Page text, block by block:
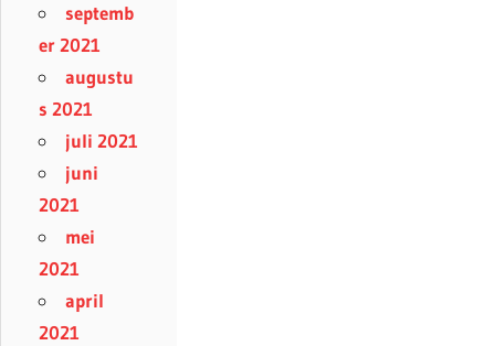
septemb
er 2021
augustu
s 2021
juli 2021
juni
2021
mei
2021
april
2021